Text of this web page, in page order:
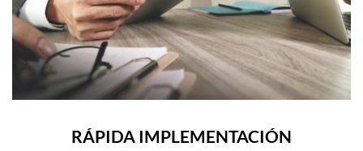
RÁPIDA IMPLEMENTACIÓN